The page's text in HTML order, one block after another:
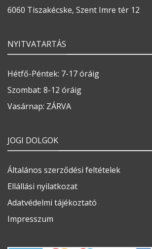
6060 Tiszakécske, Szent Imre tér 12
NYITVATARTÁS
Hétfő-Péntek: 7-17 óráig
Szombat: 8-12 óráig
Vasárnap: ZÁRVA
JOGI DOLGOK
Általános szerződési feltételek
Ellállási nyilatkozat
Adatvédelmi tájékoztató
Impresszum